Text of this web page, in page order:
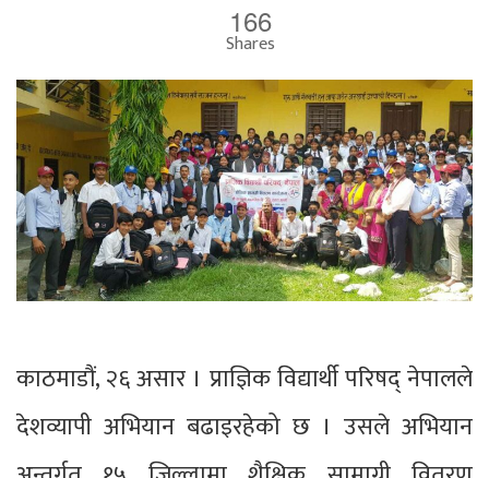
166
Shares
काठमाडौं, २६ असार । प्राज्ञिक विद्यार्थी परिषद् नेपालले
देशव्यापी अभियान बढाइरहेको छ । उसले अभियान